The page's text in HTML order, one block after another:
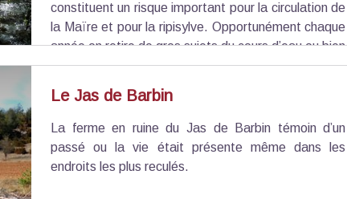
plein écran
constituent un risque important pour la circulation de
la Maïre et pour la ripisylve. Opportunément chaque
année on retire de gros sujets du cours d’eau ou bien
préventif. Le défaut d'entretien pourrait générer des
les ouvrages (ponts, digues).
Le Jas de Barbin
La ferme en ruine du Jas de Barbin témoin d’un
passé ou la vie était présente même dans les
endroits les plus reculés.